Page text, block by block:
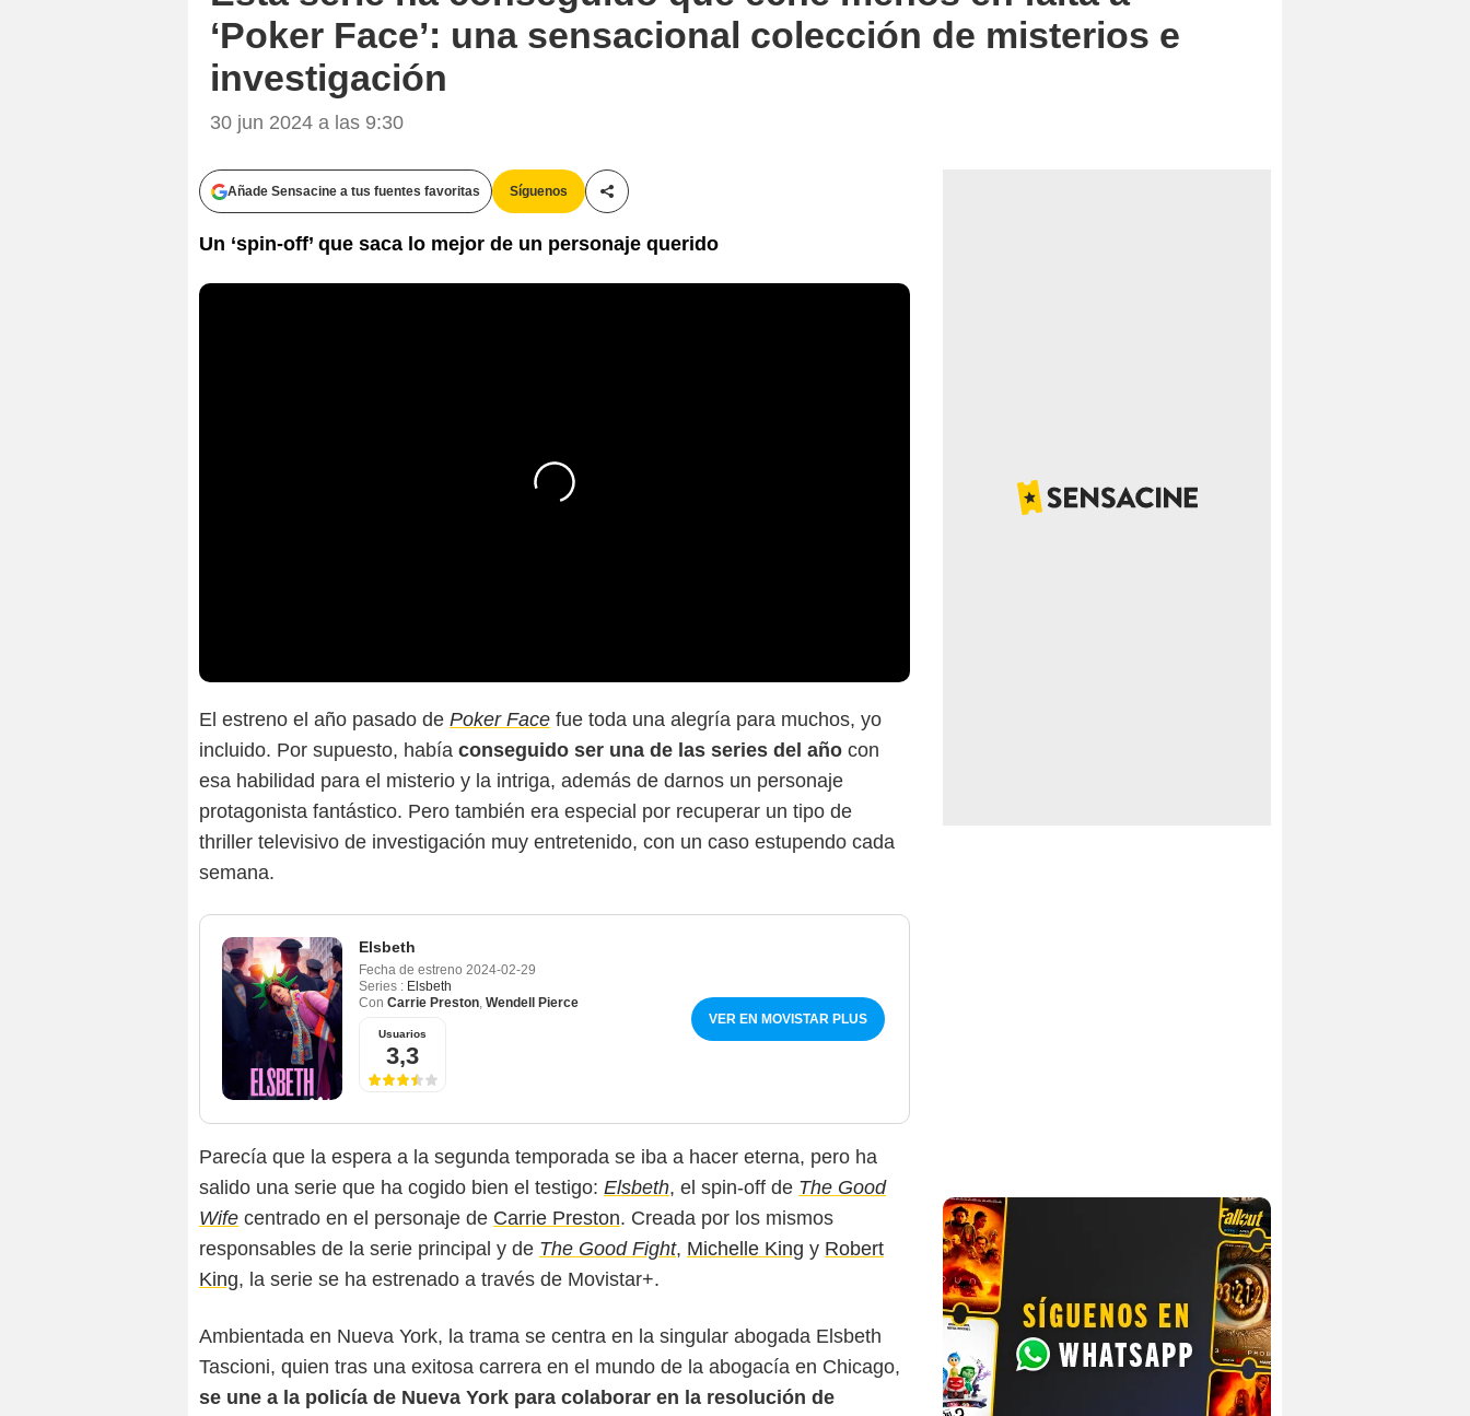
‘Poker Face’: una sensacional colección de misterios e
investigación
30 jun 2024 a las 9:30
Añade Sensacine a tus fuentes favoritas Síguenos
Compartir esta noticia
Un ‘spin-off’ que saca lo mejor de un personaje querido
El estreno el año pasado de Poker Face fue toda una alegría para muchos, yo
incluido. Por supuesto, había conseguido ser una de las series del año con
esa habilidad para el misterio y la intriga, además de darnos un personaje
protagonista fantástico. Pero también era especial por recuperar un tipo de
thriller televisivo de investigación muy entretenido, con un caso estupendo cada
semana.
Elsbeth
Fecha de estreno 2024-02-29
Series : Elsbeth
Con Carrie Preston, Wendell Pierce
Usuarios
3,3
VER EN MOVISTAR PLUS
Parecía que la espera a la segunda temporada se iba a hacer eterna, pero ha
salido una serie que ha cogido bien el testigo: Elsbeth, el spin-off de The Good
Wife centrado en el personaje de Carrie Preston. Creada por los mismos
responsables de la serie principal y de The Good Fight, Michelle King y Robert
King, la serie se ha estrenado a través de Movistar+.
Ambientada en Nueva York, la trama se centra en la singular abogada Elsbeth
Tascioni, quien tras una exitosa carrera en el mundo de la abogacía en Chicago,
se une a la policía de Nueva York para colaborar en la resolución de